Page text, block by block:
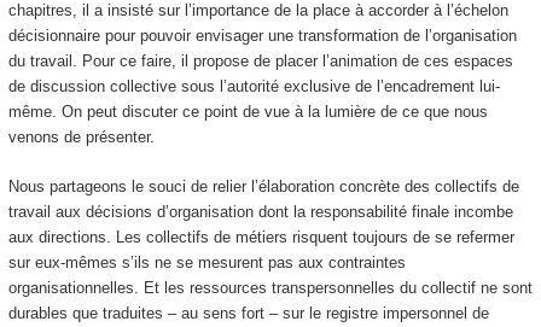
chapitres, il a insisté sur l’importance de la place à accorder à l’échelon
décisionnaire pour pouvoir envisager une transformation de l’organisation
du travail. Pour ce faire, il propose de placer l’animation de ces espaces
de discussion collective sous l’autorité exclusive de l’encadrement lui-
même. On peut discuter ce point de vue à la lumière de ce que nous
venons de présenter.
Nous partageons le souci de relier l’élaboration concrète des collectifs de
travail aux décisions d’organisation dont la responsabilité finale incombe
aux directions. Les collectifs de métiers risquent toujours de se refermer
sur eux-mêmes s’ils ne se mesurent pas aux contraintes
organisationnelles. Et les ressources transpersonnelles du collectif ne sont
durables que traduites – au sens fort – sur le registre impersonnel de